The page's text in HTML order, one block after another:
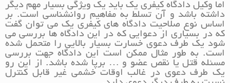
اما وکیل دادگاه کیفری یک باید یک ویژگی بسیار مهم دیگر
داشته باشد و آن تسلط به مفاهیم روانشناسی است. بر
اساس نوع صلاحیت دادگاه های کیفری یک می توان گفت
که در بسیاری از دعوایی که در این دادگاه ها بررسی می
شود یک طرف دعوی خسارت بسیار بالایی را متحمل شده
است. به طور مثال ممکن است این دادگاه جهت بررسی
مسئله قتل یا نقص عضو و … برپا شده باشد. از این رو
یک طرف دعوی در غالب اوقات خشمی غیر قابل کنترل